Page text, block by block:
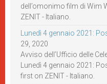
dell’omonimo film di Wim
ZENIT - Italiano.
Lunedì 4 gennaio 2021:
29, 2020
Avviso dell’Ufficio delle
Lunedì 4 gennaio 2021:
first on ZENIT - Italiano.